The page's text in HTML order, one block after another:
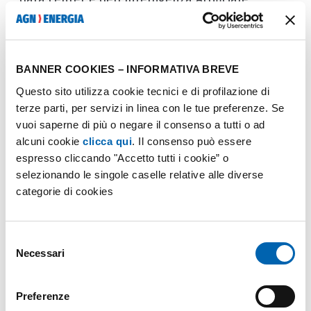
BANNER COOKIES – INFORMATIVA BREVE
Questo sito utilizza cookie tecnici e di profilazione di
terze parti, per servizi in linea con le tue preferenze. Se
vuoi saperne di più o negare il consenso a tutti o ad
alcuni cookie clicca qui. Il consenso può essere
espresso cliccando "Accetto tutti i cookie” o
selezionando le singole caselle relative alle diverse
categorie di cookies
delNecessari
Preferenze
l'energia "grigia" nascosta nella fast fashion e
l’efficienza energetica come occasione per il
Green Economy.
Per risolvere i casi, i docenti e le classi hanno a
disposizione un vero e proprio"Kit del Detective"
sulla piattaforma La Città dell'Energia. Non si tratta
di una lezione frontale, ma di un'indagine sul
campo che utilizza strumenti specifici: dal
spiega le unità di misura e analizza i casi pratici, alla
Checklist Ufficiale per la prima "ispezione" a casa e
consolidare le conoscenze e "chiudere il caso".